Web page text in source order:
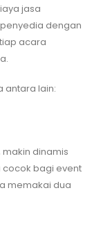
jasa
dengan
acara
antara lain:
dinamis
cocok bagi event
memakai dua